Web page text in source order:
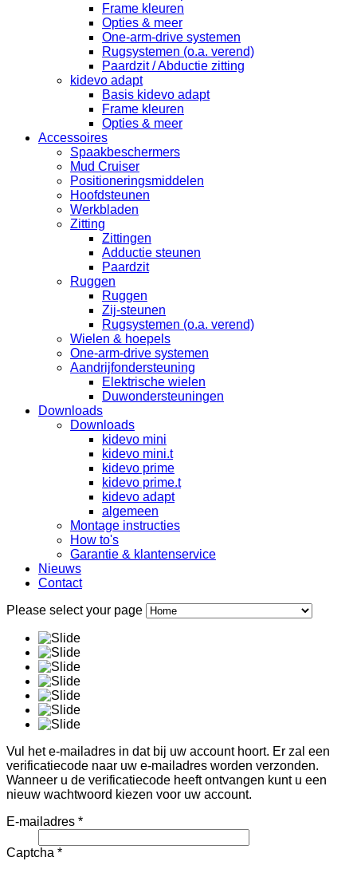
Frame kleuren
Opties & meer
One-arm-drive systemen
Rugsystemen (o.a. verend)
Paardzit / Abductie zitting
kidevo adapt
Basis kidevo adapt
Frame kleuren
Opties & meer
Accessoires
Spaakbeschermers
Mud Cruiser
Positioneringsmiddelen
Hoofdsteunen
Werkbladen
Zitting
Zittingen
Adductie steunen
Paardzit
Ruggen
Ruggen
Zij-steunen
Rugsystemen (o.a. verend)
Wielen & hoepels
One-arm-drive systemen
Aandrijfondersteuning
Elektrische wielen
Duwondersteuningen
Downloads
Downloads
kidevo mini
kidevo mini.t
kidevo prime
kidevo prime.t
kidevo adapt
algemeen
Montage instructies
How to's
Garantie & klantenservice
Nieuws
Contact
Please select your page
Vul het e-mailadres in dat bij uw account hoort. Er zal een
verificatiecode naar uw e-mailadres worden verzonden.
Wanneer u de verificatiecode heeft ontvangen kunt u een
nieuw wachtwoord kiezen voor uw account.
E-mailadres *
Captcha *